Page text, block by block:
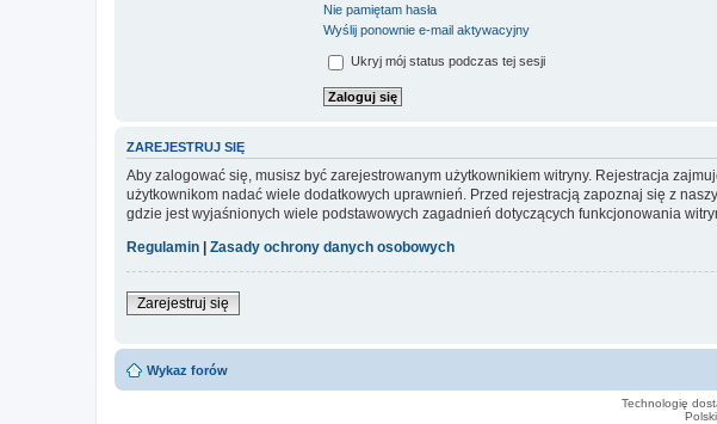
Nie pamiętam hasła
Wyślij ponownie e-mail aktywacyjny
Ukryj mój status podczas tej sesji
ZAREJESTRUJ SIĘ
Aby zalogować się, musisz być zarejestrowanym użytkownikiem witryny. Rejestracja
użytkownikom nadać wiele dodatkowych uprawnień. Przed rejestracją zapoznaj się z
gdzie jest wyjaśnionych wiele podstawowych zagadnień dotyczących funkcjonowania
Regulamin | Zasady ochrony danych osobowych
Zarejestruj się
Wykaz forów
Technologię